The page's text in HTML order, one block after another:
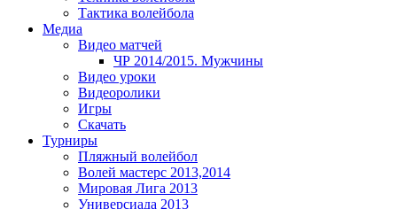
Тактика волейбола
Медиа
Видео матчей
ЧР 2014/2015. Мужчины
Видео уроки
Видеоролики
Игры
Скачать
Турниры
Пляжный волейбол
Волей мастерс 2013,2014
Мировая Лига 2013
Универсиада 2013